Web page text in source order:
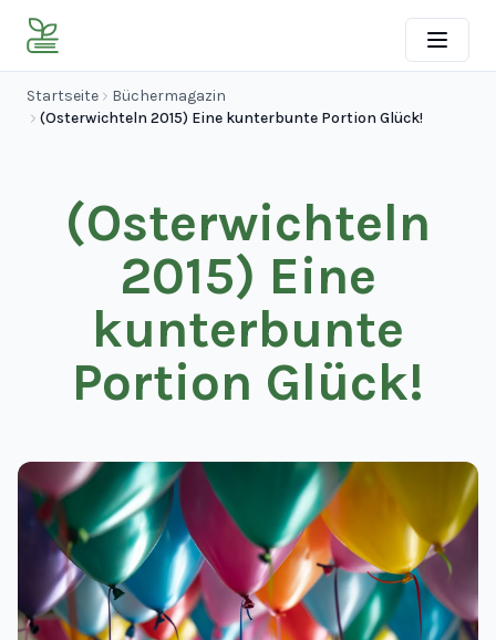
Startseite
Büchermagazin
(Osterwichteln 2015) Eine kunterbunte Portion Glück!
(Osterwichteln
2015) Eine
kunterbunte
Portion Glück!